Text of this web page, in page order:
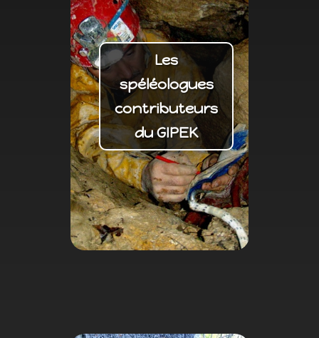
Les
spéléologues
contributeurs
du GIPEK